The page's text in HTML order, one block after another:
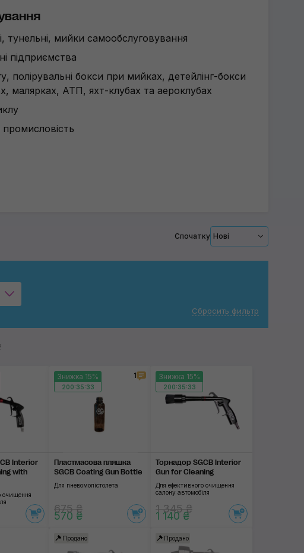
тунельні, мийки самообслуговування
підприємства
полірувальні бокси при мийках, детейлінг-бокси
малярках, АТП, яхт-клубах та аероклубах
Спочатку Нові
Сбросить фильтр
Interior
with
очищення
Знижка 15%
200:35:32
1
Пластмасова пляшка
SGCB Coating Gun Bottle
Для пневомопістолета
675 ₴
570 ₴
Знижка 15%
200:35:32
Торнадор SGCB Interior
Gun for Cleaning
Для ефективного очищення
салону автомобіля
1 345 ₴
1 140 ₴
Продано Продано